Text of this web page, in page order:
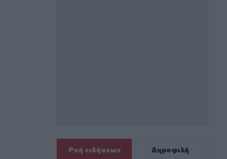
Ροή ειδήσεων Δημοφιλή